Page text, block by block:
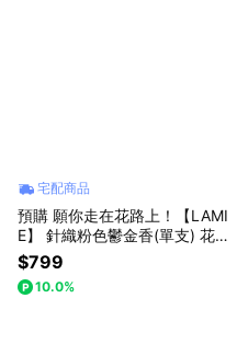
宅配商品
預購 願你走在花路上！【LAMI
E】 針織粉色鬱金香(單支) 花朵
花束 花束花禮 可愛花束 花束 針
織花 針織花束
$799
10.0%